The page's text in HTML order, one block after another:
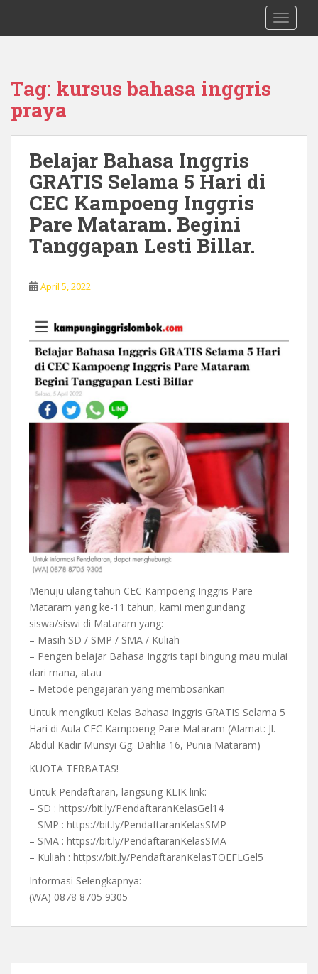
i
0878 8705 9305 Kursus Bahasa Inggis
dari Dasar Untuk Pemula Mataram
Tag: kursus bahasa inggris
praya
Belajar Bahasa Inggris
GRATIS Selama 5 Hari di
CEC Kampoeng Inggris
Pare Mataram. Begini
Tanggapan Lesti Billar.
April 5, 2022
Menuju ulang tahun CEC Kampoeng Inggris Pare
Mataram yang ke-11 tahun, kami mengundang
siswa/siswi di Mataram yang:
– Masih SD / SMP / SMA / Kuliah
– Pengen belajar Bahasa Inggris tapi bingung mau mulai
dari mana, atau
– Metode pengajaran yang membosankan
Untuk mengikuti Kelas Bahasa Inggris GRATIS Selama 5
Hari di Aula CEC Kampoeng Pare Mataram (Alamat: Jl.
Abdul Kadir Munsyi Gg. Dahlia 16, Punia Mataram)
KUOTA TERBATAS!
Untuk Pendaftaran, langsung KLIK link:
– SD : https://bit.ly/PendaftaranKelasGel14
– SMP : https://bit.ly/PendaftaranKelasSMP
– SMA : https://bit.ly/PendaftaranKelasSMA
– Kuliah : https://bit.ly/PendaftaranKelasTOEFLGel5
Informasi Selengkapnya:
(WA) 0878 8705 9305